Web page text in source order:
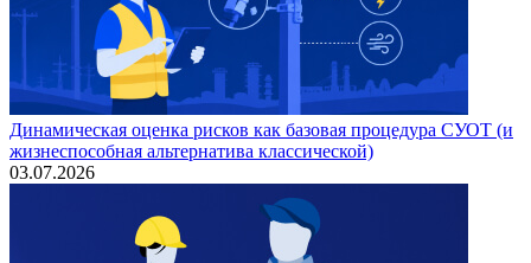
Динамическая оценка рисков как базовая процедура СУОТ (и
жизнеспособная альтернатива классической)
03.07.2026